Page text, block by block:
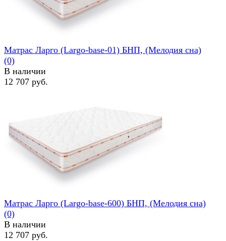
избранное сравнить
Матрас Ларго (Largo-base-01) БНП, (Мелодия сна)
(0)
В наличии
12 707 руб.
Матрас Ларго (Largo-base-600) БНП, (Мелодия сна)
(0)
В наличии
12 707 руб.